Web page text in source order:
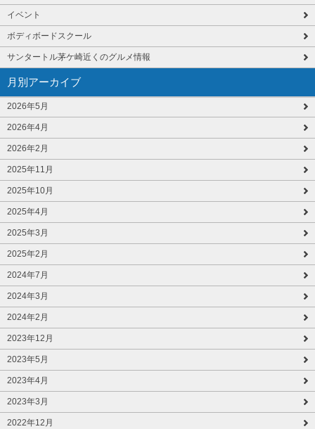
イベント
ボディボードスクール
サンタートル茅ケ崎近くのグルメ情報
月別アーカイブ
2026年5月
2026年4月
2026年2月
2025年11月
2025年10月
2025年4月
2025年3月
2025年2月
2024年7月
2024年3月
2024年2月
2023年12月
2023年5月
2023年4月
2023年3月
2022年12月